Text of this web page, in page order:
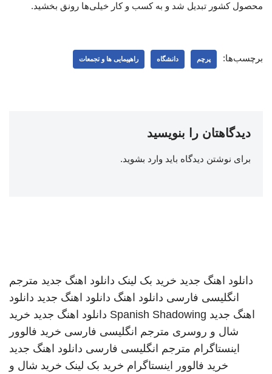
محصول کشور تبدیل شد و به کسب و کار خیلی‌ها رونق بخشید.
برچسب‌ها: پرچم دانشگاه راهپیمایی ها و تجمعات
دیدگاهتان را بنویسید
برای نوشتن دیدگاه باید وارد بشوید.
دانلود اهنگ جدید خرید بک لینک دانلود اهنگ جدید مترجم
انگلیسی فارسی دانلود اهنگ دانلود اهنگ جدید دانلود
اهنگ جدید Spanish Shadowing دانلود اهنگ جدید خرید
شال و روسری مترجم انگلیسی فارسی خرید فالوور
اینستاگرام مترجم انگلیسی فارسی دانلود اهنگ جدید
خرید فالوور اینستاگرام خرید بک لینک خرید شال و